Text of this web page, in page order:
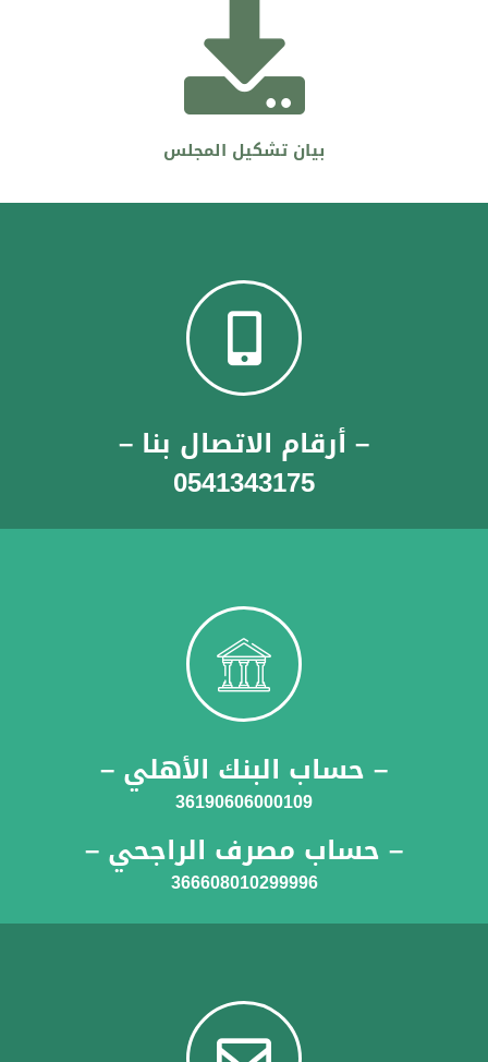
بيان تشكيل المجلس
– أرقام الاتصال بنا –
0541343175
– حساب البنك الأهلي –
36190606000109
– حساب مصرف الراجحي –
366608010299996